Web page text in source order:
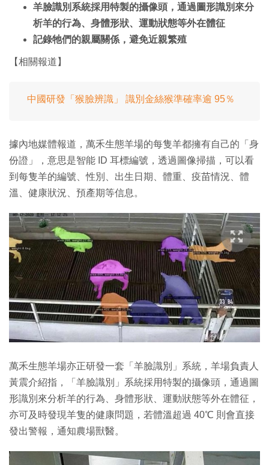
羊臉識別系統採用特製的攝像頭，通過圖形識別來分
析羊的行為、身體形狀、運動狀態等外在體征
記錄牠們的親屬關係，避免近親繁殖
【相關報道】
中國研發「猴臉辨識」 識別金絲猴準確率逾 95％
據內地媒體報道，萬禾生態羊場的每隻羊都擁有自己的「身
份證」，意思是智能 ID 耳標編號，透過圖像掃描，可以看
到每隻羊的編號、性別、出生日期、體重、疫苗情況、體
溫、健康狀況、預產期等信息。
萬禾生態羊場亦正研發一套「羊臉識別」系統，羊場負責人
黃震介紹指，「羊臉識別」系統採用特製的攝像頭，通過圖
形識別來分析羊的行為、身體形狀、運動狀態等外在體征，
亦可及時發現羊隻的健康問題，若體溫超過 40℃ 則會直接
發出警報，通知農場獸醫。